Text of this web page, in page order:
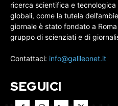
ricerca scientifica e
globali, come la tutela
giornale è stato fondato a
gruppo di scienziati e di
Contattaci: info@galileonet.it
SEGUICI